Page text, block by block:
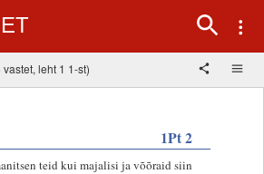
vastet, leht 1 1-st)
1Pt 2
teid kui majalisi ja võõraid siin